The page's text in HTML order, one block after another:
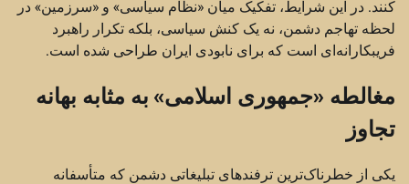
کنند. در این شرایط، تفکیک میان «نظام سیاسی» و «سرزمین» در
لحظه تهاجم دشمن، نه یک کنش سیاسی، بلکه تکرار راهبرد
فریبکارانه‌ای است که برای نابودی ایران طراحی شده است.
مغالطه «جمهوری اسلامی» به مثابه بهانه
تجاوز
یکی از خطرناک‌ترین ترفندهای تبلیغاتی دشمن که متأسفانه